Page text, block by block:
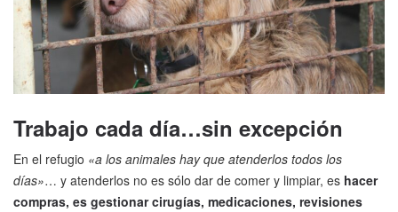
Trabajo cada día…sin excepción
En el refugio «a los animales hay que atenderlos todos los
días»… y atenderlos no es sólo dar de comer y limpiar, es hacer
compras, es gestionar cirugías, medicaciones, revisiones